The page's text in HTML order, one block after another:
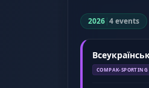
2026|4 events
COMPAK-SPORTING